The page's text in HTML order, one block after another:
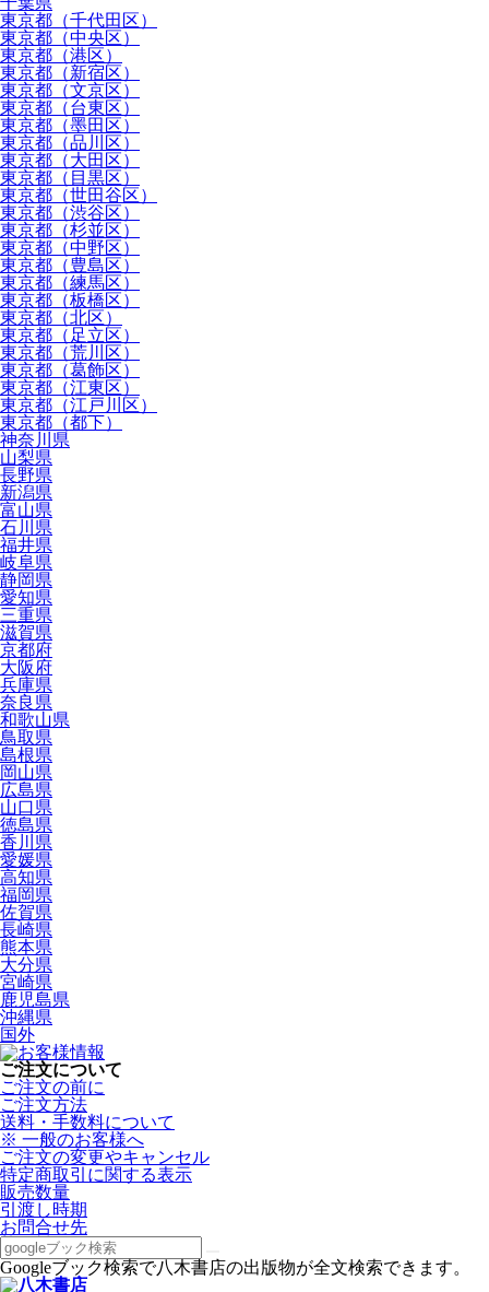
東京都（千代田区）
東京都（中央区）
東京都（港区）
東京都（新宿区）
東京都（文京区）
東京都（台東区）
東京都（墨田区）
東京都（品川区）
東京都（大田区）
東京都（目黒区）
東京都（世田谷区）
東京都（渋谷区）
東京都（杉並区）
東京都（中野区）
東京都（豊島区）
東京都（練馬区）
東京都（板橋区）
東京都（北区）
東京都（足立区）
東京都（荒川区）
東京都（葛飾区）
東京都（江東区）
東京都（江戸川区）
東京都（都下）
神奈川県
山梨県
長野県
新潟県
富山県
石川県
福井県
岐阜県
静岡県
愛知県
三重県
滋賀県
京都府
大阪府
兵庫県
奈良県
和歌山県
鳥取県
島根県
岡山県
広島県
山口県
徳島県
香川県
愛媛県
高知県
福岡県
佐賀県
長崎県
熊本県
大分県
宮崎県
鹿児島県
沖縄県
国外
ご注文について
ご注文の前に
ご注文方法
送料・手数料について
※ 一般のお客様へ
ご注文の変更やキャンセル
特定商取引に関する表示
販売数量
引渡し時期
お問合せ先
Googleブック検索で八木書店の出版物が全文検索できます。